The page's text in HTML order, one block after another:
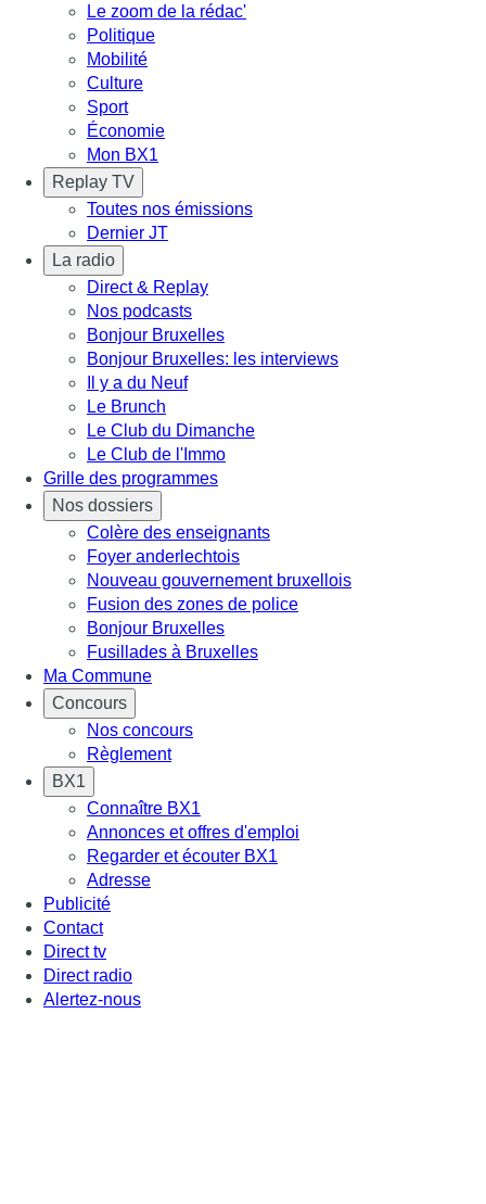
Le zoom de la rédac'
Politique
Mobilité
Culture
Sport
Économie
Mon BX1
Replay TV
Toutes nos émissions
Dernier JT
La radio
Direct & Replay
Nos podcasts
Bonjour Bruxelles
Bonjour Bruxelles: les interviews
Il y a du Neuf
Le Brunch
Le Club du Dimanche
Le Club de l'Immo
Grille des programmes
Nos dossiers
Colère des enseignants
Foyer anderlechtois
Nouveau gouvernement bruxellois
Fusion des zones de police
Bonjour Bruxelles
Fusillades à Bruxelles
Ma Commune
Concours
Nos concours
Règlement
BX1
Connaître BX1
Annonces et offres d'emploi
Regarder et écouter BX1
Adresse
Publicité
Contact
Direct tv
Direct radio
Alertez-nous